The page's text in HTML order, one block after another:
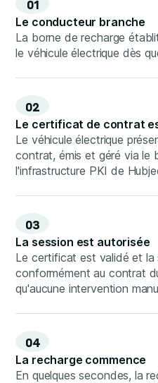
01
Le conducteur branche
La borne de recharge
le véhicule électrique dès
02
Le certificat de contrat
Le véhicule électrique
contrat, émis et géré via le
l'infrastructure PKI de
03
La session est autorisée
Le certificat est validé et la
conformément au contrat
qu'aucune intervention
04
La recharge commence
En quelques secondes, la